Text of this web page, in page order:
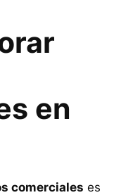
en
comerciales es